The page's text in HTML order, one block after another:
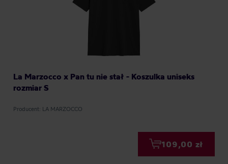
La Marzocco x Pan tu nie stał - Koszulka uniseks
rozmiar S
Producent: LA MARZOCCO
109,00 zł